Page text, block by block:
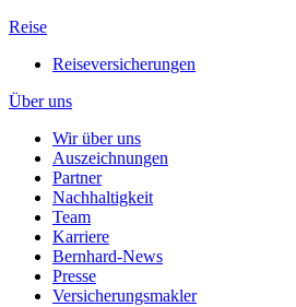
Reise
Reiseversicherungen
Über uns
Wir über uns
Auszeichnungen
Partner
Nachhaltigkeit
Team
Karriere
Bernhard-News
Presse
Versicherungsmakler